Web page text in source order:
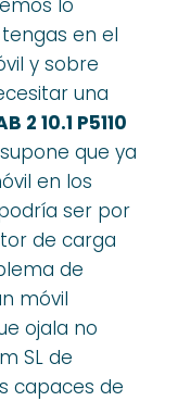
lo
en el
y sobre
una
2 10.1 P5110
que ya
en los
ser por
de carga
de
móvil
ojala no
SL de
capaces de